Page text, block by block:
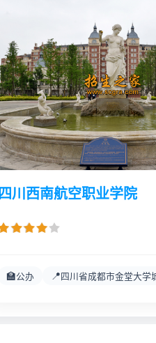
四川西南航空职业学院
🏫公办 📍 四川省成都市金堂大学